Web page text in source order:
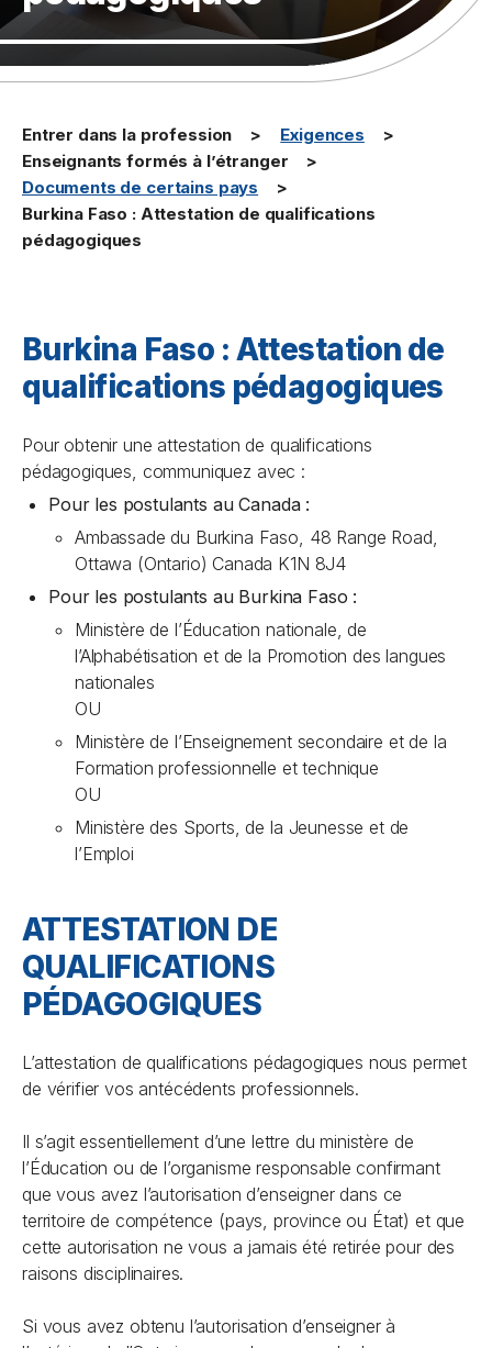
Entrer dans la profession
Exigences
Enseignants formés à l’étranger
Documents de certains pays
Burkina Faso : Attestation de qualifications
pédagogiques
Burkina Faso : Attestation de
qualifications pédagogiques
Pour obtenir une attestation de qualifications
pédagogiques, communiquez avec :
Pour les postulants au Canada :
Ambassade du Burkina Faso, 48 Range Road,
Ottawa (Ontario) Canada K1N 8J4
Pour les postulants au Burkina Faso :
Ministère de l’Éducation nationale, de
l’Alphabétisation et de la Promotion des langues
nationales
OU
Ministère de l’Enseignement secondaire et de la
Formation professionnelle et technique
OU
Ministère des Sports, de la Jeunesse et de
l’Emploi
ATTESTATION DE
QUALIFICATIONS
PÉDAGOGIQUES
L’attestation de qualifications pédagogiques nous permet
de vérifier vos antécédents professionnels.
Il s’agit essentiellement d’une lettre du ministère de
l’Éducation ou de l’organisme responsable confirmant
que vous avez l’autorisation d’enseigner dans ce
territoire de compétence (pays, province ou État) et que
cette autorisation ne vous a jamais été retirée pour des
raisons disciplinaires.
Si vous avez obtenu l’autorisation d’enseigner à